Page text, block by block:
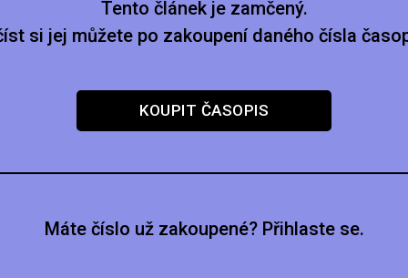
Tento článek je zamčený.
si jej můžete po zakoupení daného čísla
KOUPIT ČASOPIS
Máte číslo už zakoupené? Přihlaste se.